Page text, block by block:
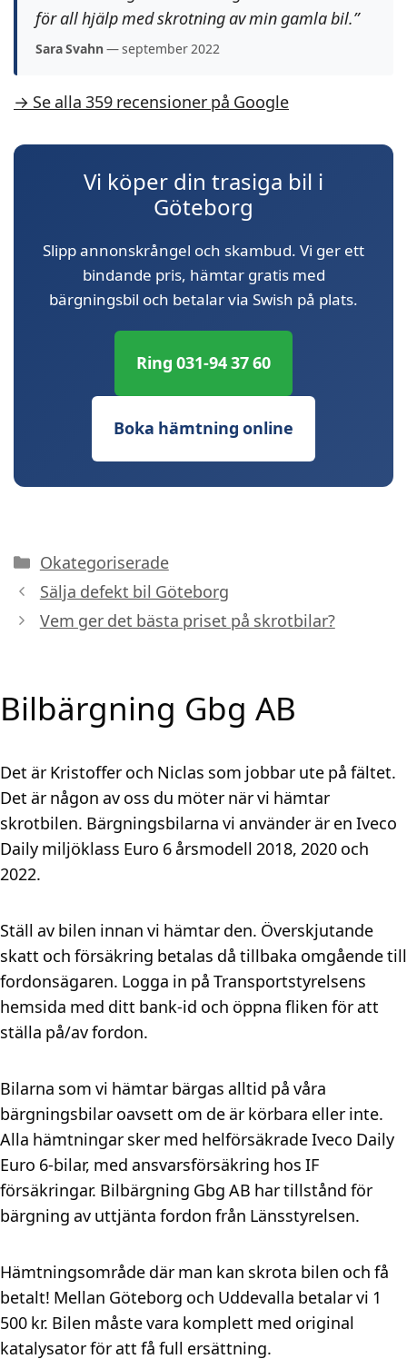
för all hjälp med skrotning av min gamla bil.”
Sara Svahn— september 2022
→ Se alla 359 recensioner på Google
Vi köper din trasiga bil i
Göteborg
Slipp annonskrångel och skambud. Vi ger ett
bindande pris, hämtar gratis med
bärgningsbil och betalar via Swish på plats.
Ring 031-94 37 60
Boka hämtning online
Kategorier
Okategoriserade
Sälja defekt bil Göteborg
Vem ger det bästa priset på skrotbilar?
Bilbärgning Gbg AB
Det är Kristoffer och Niclas som jobbar ute på fältet.
Det är någon av oss du möter när vi hämtar
skrotbilen. Bärgningsbilarna vi använder är en Iveco
Daily miljöklass Euro 6 årsmodell 2018, 2020 och
2022.
Ställ av bilen innan vi hämtar den. Överskjutande
skatt och försäkring betalas då tillbaka omgående till
fordonsägaren. Logga in på Transportstyrelsens
hemsida med ditt bank-id och öppna fliken för att
ställa på/av fordon.
Bilarna som vi hämtar bärgas alltid på våra
bärgningsbilar oavsett om de är körbara eller inte.
Alla hämtningar sker med helförsäkrade Iveco Daily
Euro 6-bilar, med ansvarsförsäkring hos IF
försäkringar. Bilbärgning Gbg AB har tillstånd för
bärgning av uttjänta fordon från Länsstyrelsen.
Hämtningsområde där man kan skrota bilen och få
betalt! Mellan Göteborg och Uddevalla betalar vi 1
500 kr. Bilen måste vara komplett med original
katalysator för att få full ersättning.